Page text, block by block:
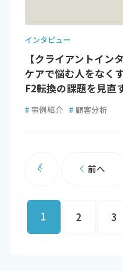
インタビュー
【クライアントイン
ケアで悩む人をなく
F2転換の課題を見直
# 事例紹介 # 顧客分析
前へ
1 2 3